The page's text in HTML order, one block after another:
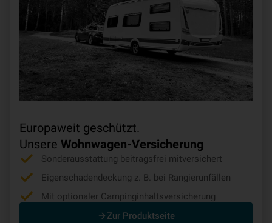
Europaweit geschützt.
Unsere Wohnwagen-Versicherung
Sonderausstattung beitragsfrei mitversichert
Eigenschadendeckung z. B. bei Rangierunfällen
Mit optionaler Campinginhaltsversicherung
Zur Produktseite